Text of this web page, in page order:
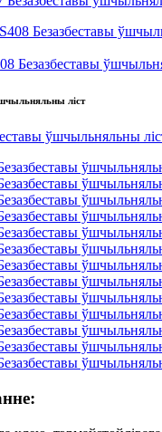
Безазбеставы
ліст